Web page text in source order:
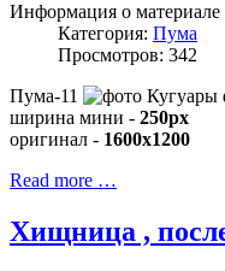
Информация о материале
Категория: Пума
Просмотров: 342
Пума-11
ширина мини - 250px
оригинал - 1600x1200
Read more …
Хищница ,